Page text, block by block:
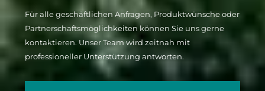
Für alle geschäftlichen Anfragen, Produktwünsche oder
Partnerschaftsmöglichkeiten können Sie uns gerne
kontaktieren. Unser Team wird zeitnah mit
professioneller Unterstützung antworten.